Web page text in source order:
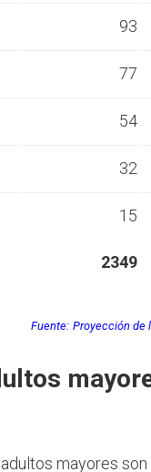
93
77
54
32
15
2349
Fuente: Proyección de
adultos mayores